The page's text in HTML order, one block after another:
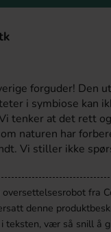
forguder! Den
i symbiose kan
tenker at det rett
naturen har
Vi stiller ikke
oversettelsesrobot fra
denne
teksten, vær så snill å gi